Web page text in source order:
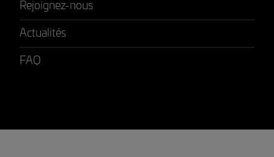
Rejoignez-nous
Actualités
FAQ